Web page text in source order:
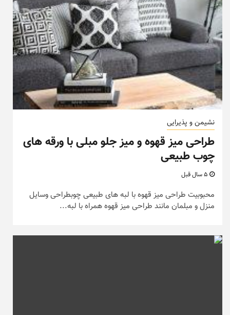
نشیمن و پذیرایی
طراحی میز قهوه و میز جلو مبلی با ورقه های
چوب طبیعی
محبوبیت طراحی میز قهوه با لبه های طبیعی چوبطراحی وسایل
منزل و مبلمان مانند طراحی میز قهوه همراه با لبه...